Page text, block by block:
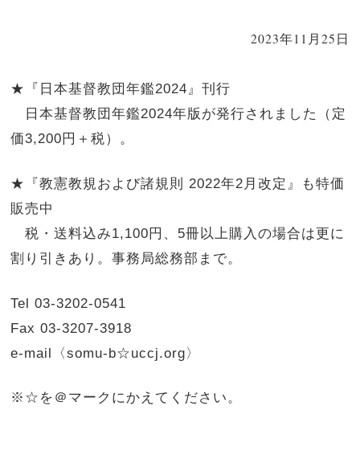
2023年11月25日
★『日本基督教団年鑑2024』刊行
日本基督教団年鑑2024年版が発行されました（定
価3,200円＋税）。
★『教憲教規および諸規則 2022年2月改定』も特価
販売中
税・送料込み1,100円、5冊以上購入の場合は更に
割り引きあり。事務局総務部まで。
Tel 03-3202-0541
Fax 03-3207-3918
e-mail〈somu-b☆uccj.org〉
※☆を＠マークにかえてください。